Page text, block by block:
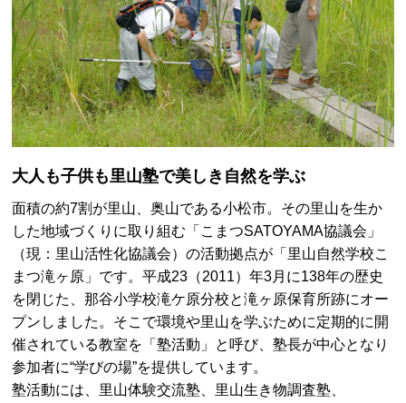
大人も子供も里山塾で美しき自然を学ぶ
面積の約7割が里山、奥山である小松市。その里山を生か
した地域づくりに取り組む「こまつSATOYAMA協議会」
（現：里山活性化協議会）の活動拠点が「里山自然学校こ
まつ滝ヶ原」です。平成23（2011）年3月に138年の歴史
を閉じた、那谷小学校滝ケ原分校と滝ヶ原保育所跡にオー
プンしました。そこで環境や里山を学ぶために定期的に開
催されている教室を「塾活動」と呼び、塾長が中心となり
参加者に“学びの場”を提供しています。
塾活動には、里山体験交流塾、里山生き物調査塾、